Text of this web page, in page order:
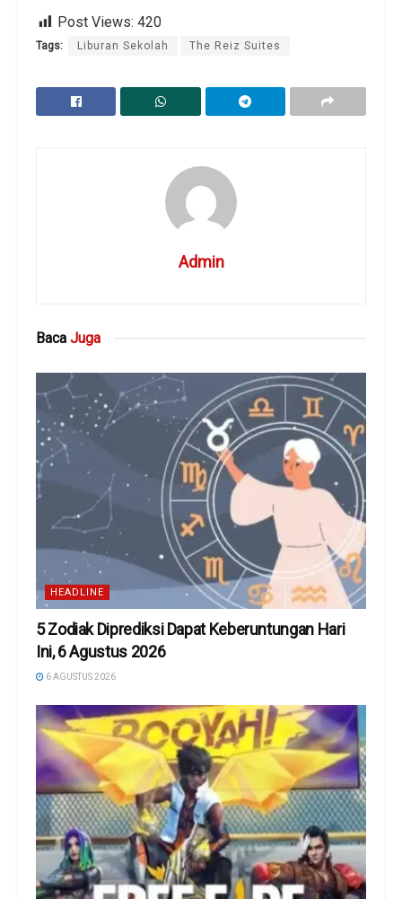
Post Views: 420
Tags: Liburan Sekolah The Reiz Suites
Admin
Baca Juga
HEADLINE
5 Zodiak Diprediksi Dapat Keberuntungan Hari
Ini, 6 Agustus 2026
6 AGUSTUS 2026